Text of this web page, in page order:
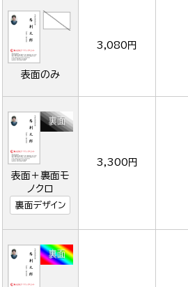
表面のみ
3,080円
表面＋裏面モ
ノクロ
裏面デザイン
3,300円